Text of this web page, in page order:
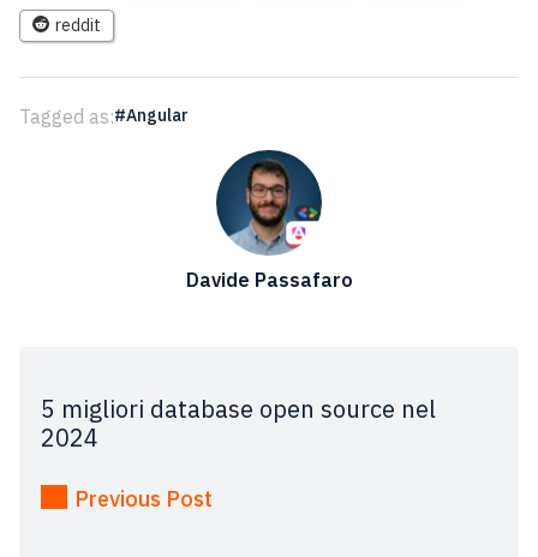
reddit
Tagged as: Angular
Davide Passafaro
5 migliori database open source nel
2024
Previous Post